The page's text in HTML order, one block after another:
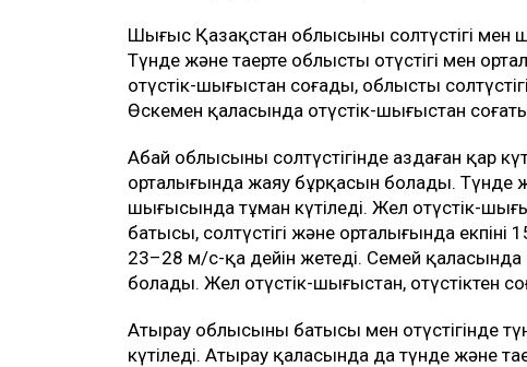
Шығыс Қазақстан облысының солтүстігі мен
Түнде және таңертең облыстың оңтүстігі мен
оңтүстік-шығыстан соғады, облыстың
Өскемен қаласында оңтүстік-шығыстан
Абай облысының солтүстігінде аздаған қар
орталығында жаяу бұрқасын болады. Түнде
шығысында тұман күтіледі. Жел оңтүстік-
батысы, солтүстігі және орталығында
23–28 м/с-қа дейін жетеді. Семей
болады. Жел оңтүстік-шығыстан, оңтүстіктен
Атырау облысының батысы мен оңтүстігінде
күтіледі. Атырау қаласында да түнде және